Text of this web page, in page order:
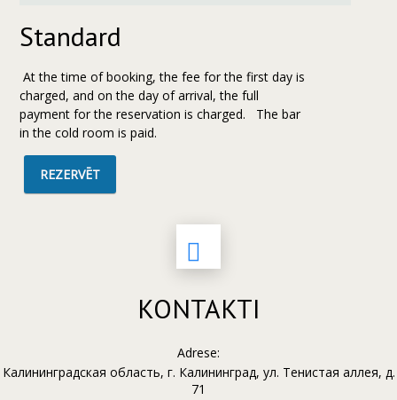
Standard
At the time of booking, the fee for the first day is
charged, and on the day of arrival, the full
payment for the reservation is charged. The bar
in the cold room is paid.
REZERVĒT
KONTAKTI
Adrese:
Калининградская область, г. Калининград, ул. Тенистая аллея, д.
71